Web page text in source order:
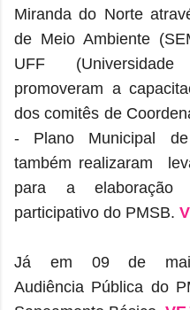
Miranda do Norte
de Meio Ambiente
UFF
promoveram a
dos comitês de
- Plano Municipal
também realizaram
para a elaboração
participativo do PMSB.
Já em 09 de
Audiência Pública do